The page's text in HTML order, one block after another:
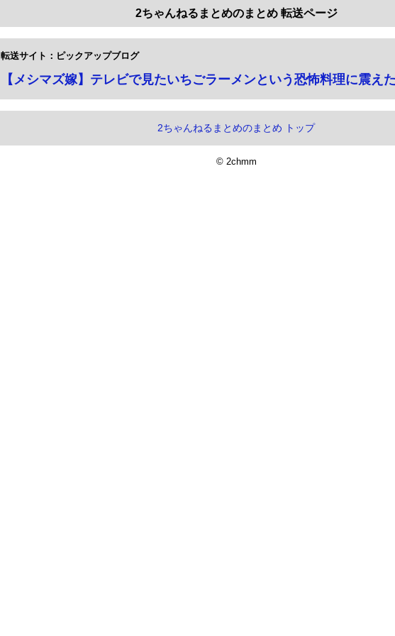
2ちゃんねるまとめのまとめ 転送ページ
転送サイト：ピックアップブログ
【メシマズ嫁】テレビで見たいちごラーメンという恐怖料理に震え
2ちゃんねるまとめのまとめ トップ
© 2chmm